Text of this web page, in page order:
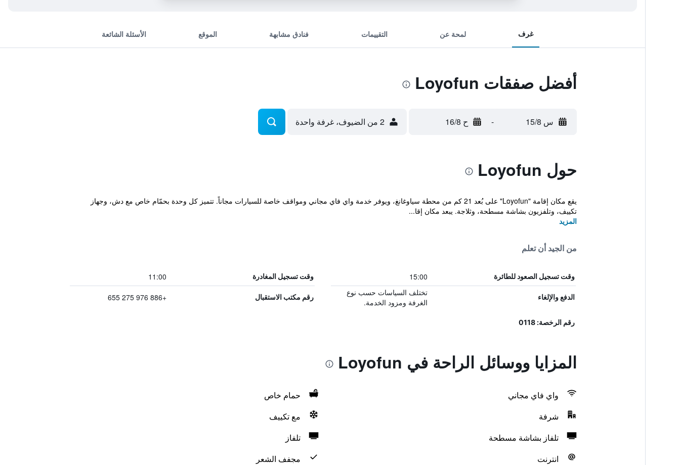
غرف لمحة عن التقييمات فنادق مشابهة الموقع الأسئلة الشائعة
أفضل صفقات Loyofun
س 15/8 - ح 16/8 2 من الضيوف، غرفة واحدة
حول Loyofun
يقع مكان إقامة "Loyofun" على بُعد 21 كم من محطة سياوغانغ، ويوفر خدمة واي فاي مجاني ومواقف خاصة للسيارات مجاناً. تتميز كل وحدة بحمّام خاص مع دش، وجهاز
تكييف، وتلفزيون بشاشة مسطحة، وثلاجة. يبعد مكان إقا...
المزيد
من الجيد أن تعلم
وقت تسجيل الصعود للطائرة 15:00 وقت تسجيل المغادرة 11:00
الدفع والإلغاء
تختلف السياسات حسب نوع
الغرفة ومزود الخدمة.
رقم مكتب الاستقبال +886 976 275 655
رقم الرخصة: 0118
المزايا ووسائل الراحة في Loyofun
واي فاي مجاني
حمام خاص
شرفة
مع تكييف
تلفاز بشاشة مسطحة
تلفاز
انترنت
مجفف الشعر